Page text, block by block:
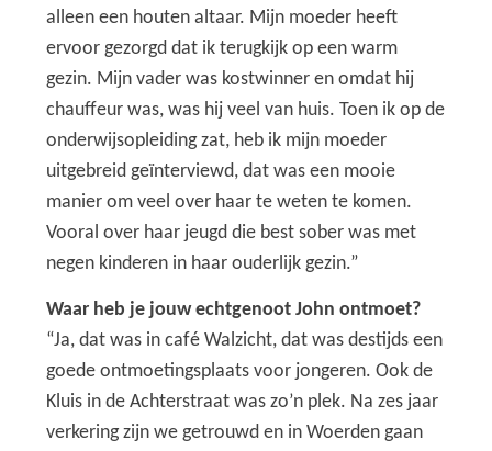
alleen een houten altaar. Mijn moeder heeft
ervoor gezorgd dat ik terugkijk op een warm
gezin. Mijn vader was kostwinner en omdat hij
chauffeur was, was hij veel van huis. Toen ik op de
onderwijsopleiding zat, heb ik mijn moeder
uitgebreid geïnterviewd, dat was een mooie
manier om veel over haar te weten te komen.
Vooral over haar jeugd die best sober was met
negen kinderen in haar ouderlijk gezin.”
Waar heb je jouw echtgenoot John ontmoet?
“Ja, dat was in café Walzicht, dat was destijds een
goede ontmoetingsplaats voor jongeren. Ook de
Kluis in de Achterstraat was zo’n plek. Na zes jaar
verkering zijn we getrouwd en in Woerden gaan